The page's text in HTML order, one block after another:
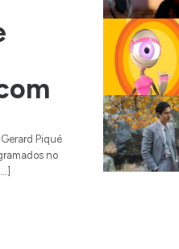
Piqué
no